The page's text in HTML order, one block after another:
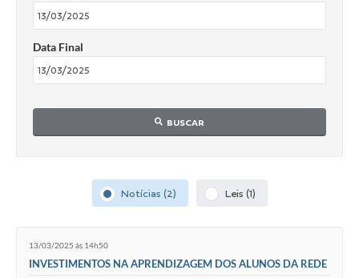
Conheça Delfim Moreira
Arquivos para Download
Data Final
BUSCAR
Notícias (2) Leis (1)
13/03/2025 às 14h50
INVESTIMENTOS NA APRENDIZAGEM DOS ALUNOS DA REDE